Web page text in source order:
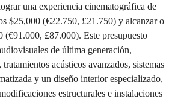
una experiencia cinematográfica de
$25,000 (€22.750, £21.750) y alcanzar o
(€91.000, £87.000). Este presupuesto
de última generación,
acústicos avanzados, sistemas
y un diseño interior especializado,
estructurales e instalaciones